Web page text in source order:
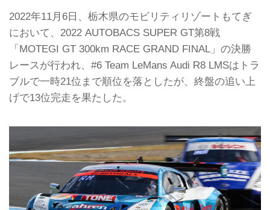
2022年11月6日、栃木県のモビリティリゾートもてぎ
において、2022 AUTOBACS SUPER GT第8戦
「MOTEGI GT 300km RACE GRAND FINAL」の決勝
レースが行われ、#6 Team LeMans Audi R8 LMSはトラ
ブルで一時21位まで順位を落としたが、終盤の追い上
げで13位完走を果たした。